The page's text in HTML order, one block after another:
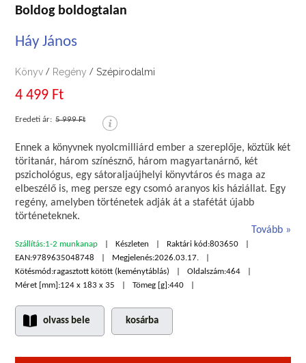
Boldog boldogtalan
Háy János
Könyv / Regény / Szépirodalmi
4 499 Ft
Eredeti ár: 5 999 Ft
Ennek a könyvnek nyolcmilliárd ember a szereplője, köztük két
töritanár, három színésznő, három magyartanárnő, két
pszichológus, egy sátoraljaújhelyi könyvtáros és maga az
elbeszélő is, meg persze egy csomó aranyos kis háziállat. Egy
regény, amelyben történetek adják át a stafétát újabb
történeteknek.
Tovább
Szállítás:1-2 munkanap Készleten Raktári kód:803650
EAN:9789635048748 Megjelenés:2026.03.17.
Kötésmód:ragasztott kötött (keménytáblás) Oldalszám:464
Méret [mm]:124 x 183 x 35 Tömeg [g]:440
olvass bele kosárba